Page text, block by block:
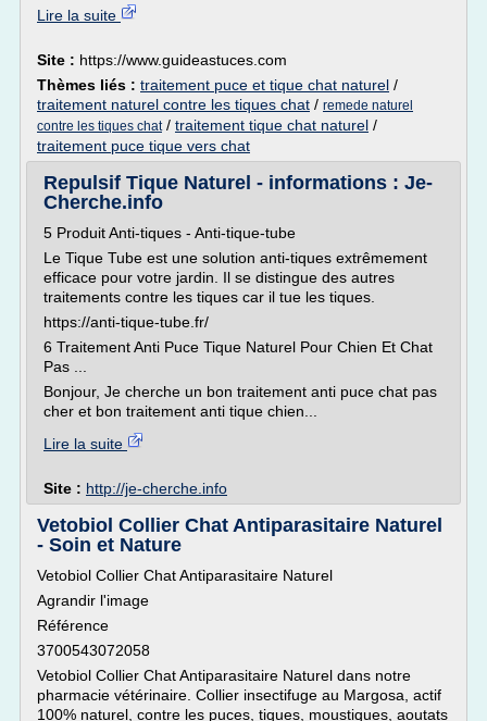
Lire la suite
Site : https://www.guideastuces.com
Thèmes liés : traitement puce et tique chat naturel /
traitement naturel contre les tiques chat / remede naturel
contre les tiques chat/ traitement tique chat naturel /
traitement puce tique vers chat
Repulsif Tique Naturel - informations : Je-
Cherche.info
5 Produit Anti-tiques - Anti-tique-tube
Le Tique Tube est une solution anti-tiques extrêmement
efficace pour votre jardin. Il se distingue des autres
traitements contre les tiques car il tue les tiques.
https://anti-tique-tube.fr/
6 Traitement Anti Puce Tique Naturel Pour Chien Et Chat
Pas ...
Bonjour, Je cherche un bon traitement anti puce chat pas
cher et bon traitement anti tique chien...
Lire la suite
Site : http://je-cherche.info
Vetobiol Collier Chat Antiparasitaire Naturel
- Soin et Nature
Vetobiol Collier Chat Antiparasitaire Naturel
Agrandir l'image
Référence
3700543072058
Vetobiol Collier Chat Antiparasitaire Naturel dans notre
pharmacie vétérinaire. Collier insectifuge au Margosa, actif
100% naturel, contre les puces, tiques, moustiques, aoutats